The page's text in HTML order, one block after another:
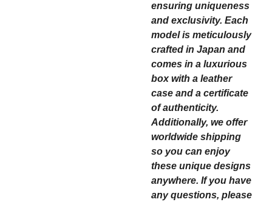
ensuring uniqueness
and exclusivity. Each
model is meticulously
crafted in Japan and
comes in a luxurious
box with a leather
case and a certificate
of authenticity.
Additionally, we offer
worldwide shipping
so you can enjoy
these unique designs
anywhere. If you have
any questions, please